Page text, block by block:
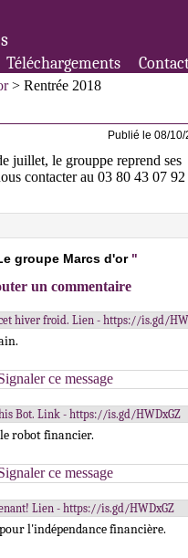
Téléchargements
> Rentrée 2018
Publié le 08/
juillet, le grouppe reprend ses
contacter au 03 80 43 07 92
groupe Marcs d'or"
un commentaire
hiver froid. Lien - https://is.gd/
ce message
Bot. Link - https://is.gd/HWDxGZ
robot financier.
ce message
Lien - https://is.gd/HWDxGZ
l'indépendance financière.